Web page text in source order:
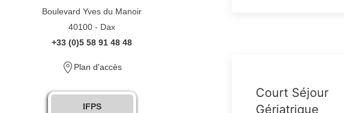
Boulevard Yves du Manoir
40100 - Dax
+33 (0)5 58 91 48 48
Plan d'accès
IFPS
Court Séjour
Gériatrique